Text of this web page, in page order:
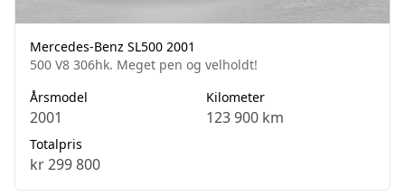
Mercedes-Benz SL500 2001
500 V8 306hk. Meget pen og velholdt!
Årsmodel
2001
Kilometer
123 900 km
Totalpris
kr 299 800